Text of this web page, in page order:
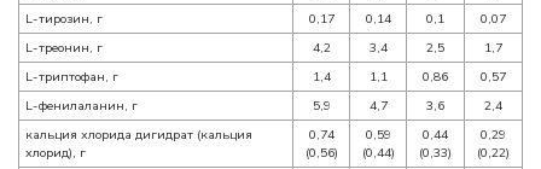
L-тирозин, г
0,17 0,14 0,1
0,07
L-треонин, г
4,2 3,4 2,5
1,7
L-триптофан, г
1,4 1,1 0,86
0,57
L-фенилаланин, г
5,9 4,7 3,6
2,4
кальция хлорида дигидрат (кальция
хлорид), г
0,74
(0,56)
0,59
(0,44)
0,44
(0,33)
0,29
(0,22)